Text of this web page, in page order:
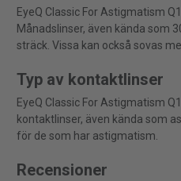
EyeQ Classic For Astigmatism
Månadslinser, även kända som
sträck. Vissa kan också sovas
Typ av kontaktlinser
EyeQ Classic For Astigmatism
kontaktlinser, även kända som
för de som har astigmatism.
Recensioner